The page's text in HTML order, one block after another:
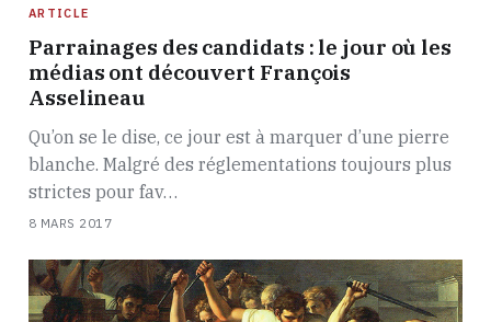
ARTICLE
Parrainages des candidats : le jour où les
médias ont découvert François
Asselineau
Qu’on se le dise, ce jour est à marquer d’une pierre
blanche. Malgré des réglementations toujours plus
strictes pour fav…
8 MARS 2017